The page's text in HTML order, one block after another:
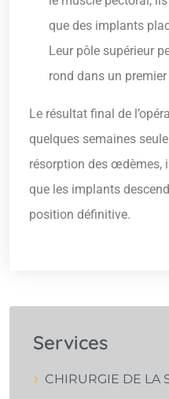
que des implants
Leur pôle supérieur
rond dans un
Le résultat final de
quelques semaines
résorption des œdèmes,
que les implants
position définitive.
Services
CHIRURGIE DE LA